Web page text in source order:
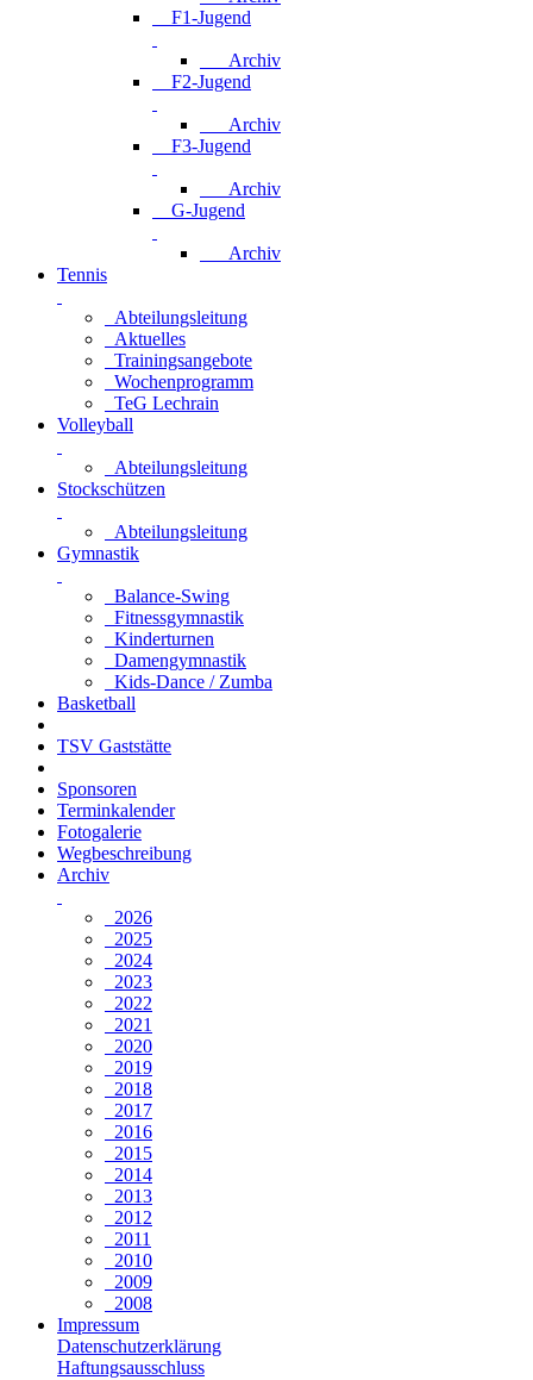
F1-Jugend
Archiv
F2-Jugend
Archiv
F3-Jugend
Archiv
G-Jugend
Archiv
Tennis
Abteilungsleitung
Aktuelles
Trainingsangebote
Wochenprogramm
TeG Lechrain
Volleyball
Abteilungsleitung
Stockschützen
Abteilungsleitung
Gymnastik
Balance-Swing
Fitnessgymnastik
Kinderturnen
Damengymnastik
Kids-Dance / Zumba
Basketball
TSV Gaststätte
Sponsoren
Terminkalender
Fotogalerie
Wegbeschreibung
Archiv
2026
2025
2024
2023
2022
2021
2020
2019
2018
2017
2016
2015
2014
2013
2012
2011
2010
2009
2008
Impressum
Datenschutzerklärung
Haftungsausschluss